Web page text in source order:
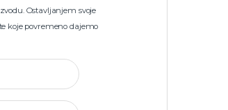
Ostavljanjem svoje
koje povremeno dajemo